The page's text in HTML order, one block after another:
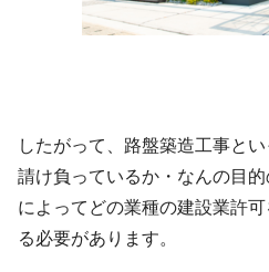
したがって、路盤築造工事と
請け負っているか・なんの目
によってどの業種の建設業許
る必要があります。